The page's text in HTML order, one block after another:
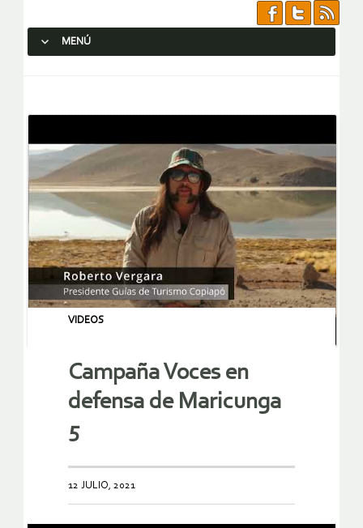
MENÚ
VIDEOS
Campaña Voces en
defensa de Maricunga
5
12 JULIO, 2021